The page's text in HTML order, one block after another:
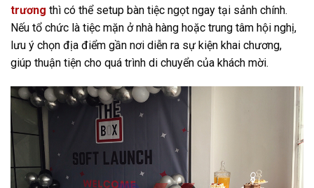
trương thì có thể setup bàn tiệc ngọt ngay tại sảnh chính.
Nếu tổ chức là tiệc mặn ở nhà hàng hoặc trung tâm hội nghị,
lưu ý chọn địa điểm gần nơi diễn ra sự kiện khai chương,
giúp thuận tiện cho quá trình di chuyển của khách mời.